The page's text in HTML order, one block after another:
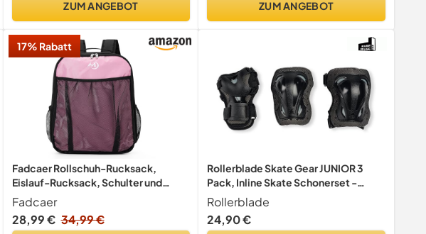
ZUM ANGEBOT ZUM ANGEBOT
17% Rabatt
Fadcaer Rollschuh-Rucksack,
Eislauf-Rucksack, Schulter und
Tragegriff Oben, atmungsaktiv,
EIS-/Inline-Skate-Schuhtasche,
Skating-Handtasche zur
Fadcaer
28,99 € 34,99 €
Rollerblade Skate Gear JUNIOR 3
Pack, Inline Skate Schonerset -
Protektoren für Ellbogen, Knie und
Hand, Kinder Unisex, Schwarz, XS
Rollerblade
24,90 €